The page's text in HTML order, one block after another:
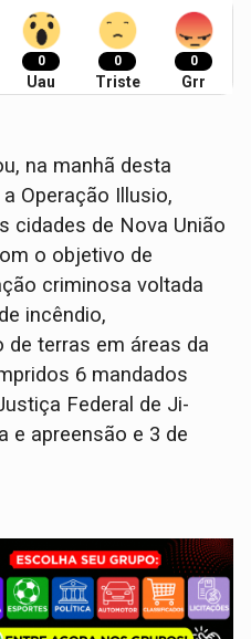
0
Uau
0
Triste
0
Grr
na manhã desta
Operação Illusio,
cidades de Nova União
o objetivo de
criminosa voltada
incêndio,
terras em áreas da
6 mandados
Federal de Ji-
e apreensão e 3 de